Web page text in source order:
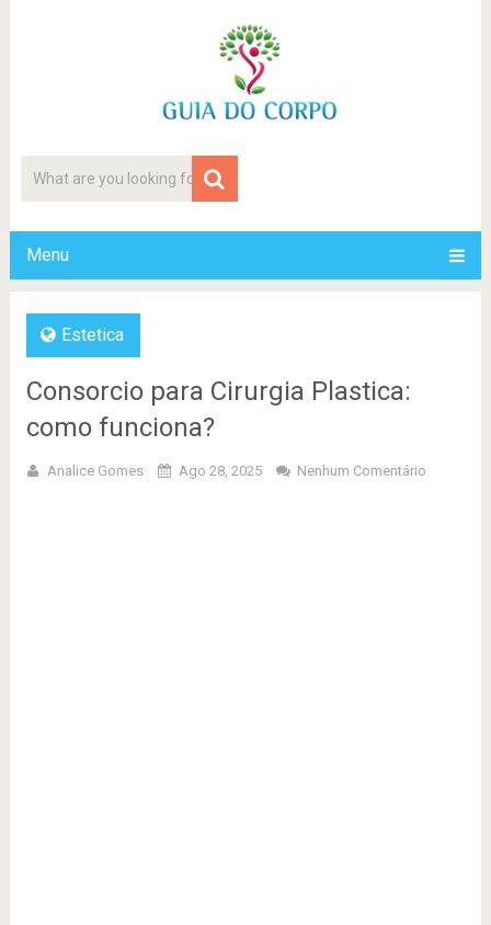
Menu
Estetica
Consorcio para Cirurgia Plastica:
como funciona?
Analice Gomes Ago 28, 2025 Nenhum Comentário